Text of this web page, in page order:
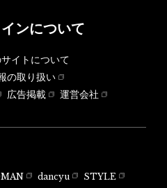
ンについて
サイトについて
の取り扱い
広告掲載
運営会社
dancyu
STYLE